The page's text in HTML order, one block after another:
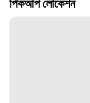
পিকআপ লোকেশন